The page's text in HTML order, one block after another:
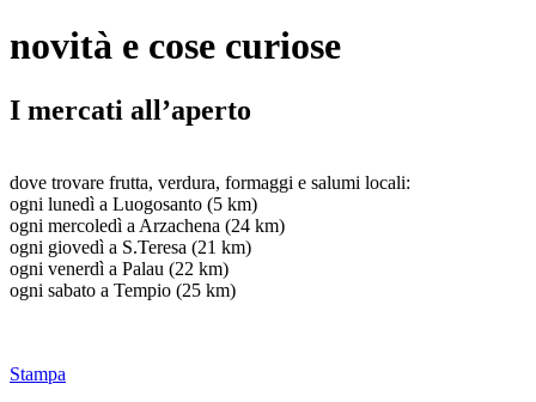
novità e cose curiose
I mercati all’aperto
dove trovare frutta, verdura, formaggi e salumi locali:
ogni lunedì a Luogosanto (5 km)
ogni mercoledì a Arzachena (24 km)
ogni giovedì a S.Teresa (21 km)
ogni venerdì a Palau (22 km)
ogni sabato a Tempio (25 km)
Stampa